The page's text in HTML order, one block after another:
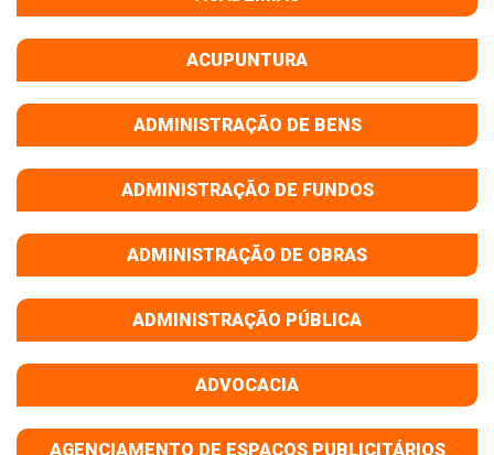
ACUPUNTURA
ADMINISTRAÇÃO DE BENS
ADMINISTRAÇÃO DE FUNDOS
ADMINISTRAÇÃO DE OBRAS
ADMINISTRAÇÃO PÚBLICA
ADVOCACIA
AGENCIAMENTO DE ESPAÇOS PUBLICITÁRIOS